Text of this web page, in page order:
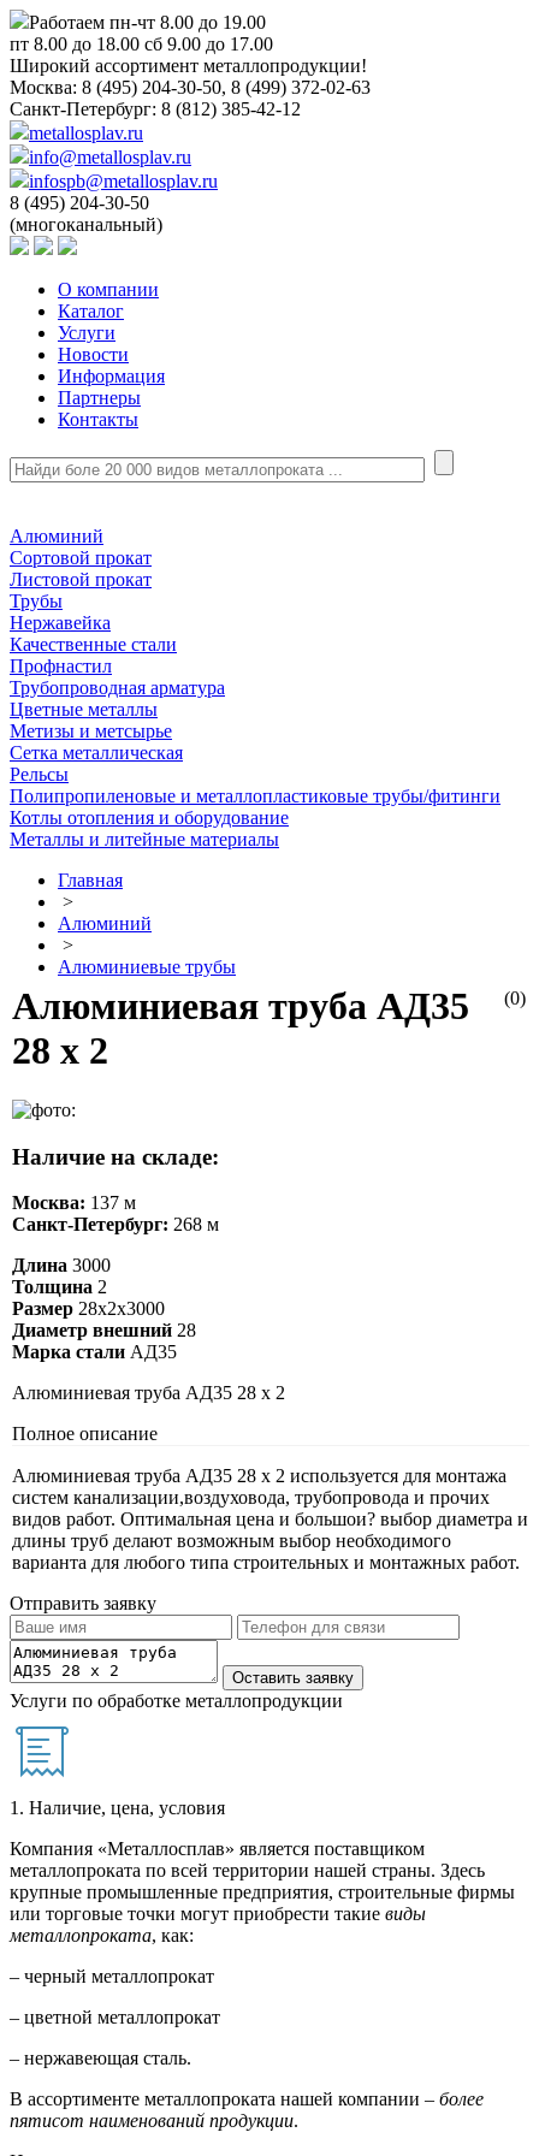
Работаем пн-чт 8.00 до 19.00
пт 8.00 до 18.00 сб 9.00 до 17.00
Широкий ассортимент металлопродукции!
Москва: 8 (495) 204-30-50, 8 (499) 372-02-63
Санкт-Петербург: 8 (812) 385-42-12
metallosplav.ru
info@metallosplav.ru
infospb@metallosplav.ru
8 (495) 204-30-50
(многоканальный)
О компании
Каталог
Услуги
Новости
Информация
Партнеры
Контакты
Алюминий
Сортовой прокат
Листовой прокат
Трубы
Нержавейка
Качественные стали
Профнастил
Трубопроводная арматура
Цветные металлы
Метизы и метсырье
Сетка металлическая
Рельсы
Полипропиленовые и металлопластиковые трубы/фитинги
Котлы отопления и оборудование
Металлы и литейные материалы
Главная
>
Алюминий
>
Алюминиевые трубы
(0)
Алюминиевая труба АД35
28 х 2
Наличие на складе:
Москва: 137 м
Санкт-Петербург: 268 м
Длина 3000
Толщина 2
Размер 28х2х3000
Диаметр внешний 28
Марка стали АД35
Алюминиевая труба АД35 28 х 2
Полное описание
Алюминиевая труба АД35 28 х 2 используется для монтажа
систем канализации,воздуховода, трубопровода и прочих
видов работ. Оптимальная цена и большои? выбор диаметра и
длины труб делают возможным выбор необходимого
варианта для любого типа строительных и монтажных работ.
Отправить заявку
Услуги по обработке металлопродукции
1. Наличие, цена, условия
Компания «Металлосплав» является поставщиком
металлопроката по всей территории нашей страны. Здесь
крупные промышленные предприятия, строительные фирмы
или торговые точки могут приобрести такие виды
металлопроката, как:
– черный металлопрокат
– цветной металлопрокат
– нержавеющая сталь.
В ассортименте металлопроката нашей компании – более
пятисот наименований продукции.